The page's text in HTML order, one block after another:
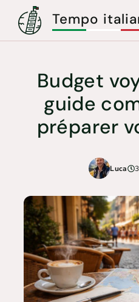
contenu
Tempo
Budget
guide
préparer
Luca